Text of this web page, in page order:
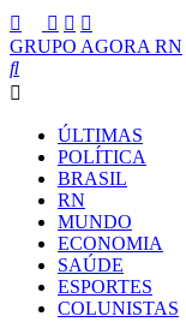
GRUPO AGORA RN
ÚLTIMAS
POLÍTICA
BRASIL
RN
MUNDO
ECONOMIA
SAÚDE
ESPORTES
COLUNISTAS